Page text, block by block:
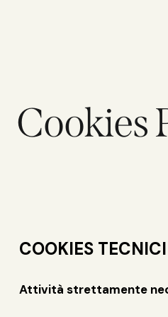
Cookies
COOKIES TECNICI
Attività strettamente